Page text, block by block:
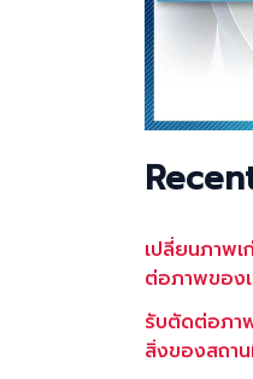
เปลี่ยนภาพเ
ต่อภาพของ
รับตัดต่อภา
สิ่งของสถา